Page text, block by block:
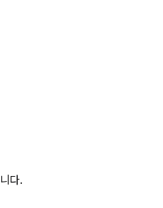
내압 방폭구
다.